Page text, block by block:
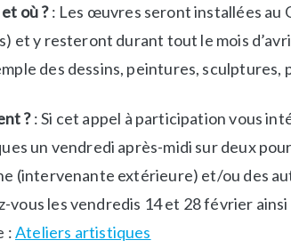
et où ?: Les œuvres seront installées au
et y resteront durant tout le mois
des dessins, peintures,
?: Si cet appel à participation vous
un vendredi après-midi sur deux
(intervenante extérieure) et/ou des
vous les vendredis 14 et 28 février
:Ateliers artistiques